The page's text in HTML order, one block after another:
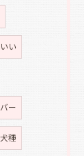
い
ー
犬種